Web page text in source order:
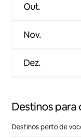
Out.
Nov.
Dez.
Destinos para
Destinos perto de